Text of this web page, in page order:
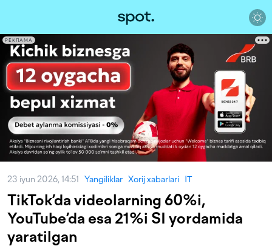
РЕКЛАМА
23 iyun 2026, 14:51 Yangiliklar Xorij xabarlari IT
TikTok’da videolarning 60%i,
YouTube’da esa 21%i SI yordamida
yaratilgan